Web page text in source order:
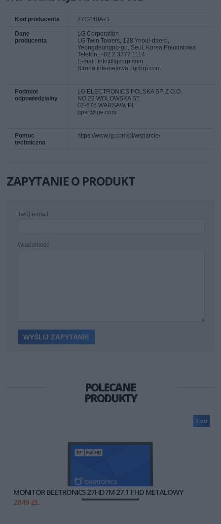
Kod producenta 27G440A-B
Dane
producenta
LG Corporation
LG Twin Towers, 128 Yeoui-daero,
Yeongdeungpo-gu, Seul, Korea Południowa
Telefon: +82 2 3777 1114
E-mail: info@lgcorp.com
Strona internetowa: lgcorp.com
Podmiot
odpowiedzialny
LG ELECTRONICS POLSKA SP. Z O.O.
NO.22 WOLOWSKA ST.
02-675 WARSAW, PL
gpsr@lge.com
Pomoc
techniczna
https://www.lg.com/pl/wsparcie/
ZAPYTANIE O PRODUKT
Twój e-mail
Wiadomość
POLECANE
PRODUKTY
MONITOR BEETRONICS 27HD7M 27.1 FHD METALOWY
2849 ZŁ
1 szt